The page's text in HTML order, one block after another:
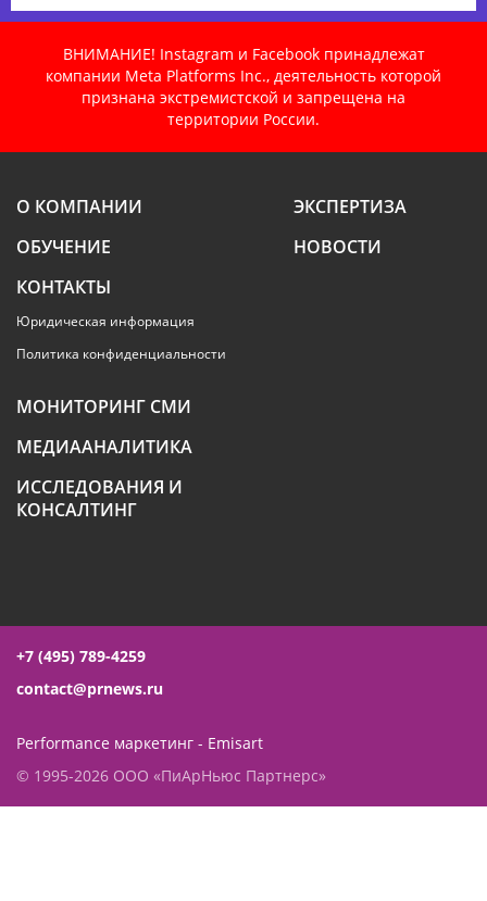
ВНИМАНИЕ! Instagram и Facebook принадлежат
компании Meta Platforms Inc., деятельность которой
признана экстремистской и запрещена на
территории России.
О КОМПАНИИ
ЭКСПЕРТИЗА
ОБУЧЕНИЕ
НОВОСТИ
КОНТАКТЫ
Юридическая информация
Политика конфиденциальности
МОНИТОРИНГ СМИ
МЕДИААНАЛИТИКА
ИССЛЕДОВАНИЯ И
КОНСАЛТИНГ
© 1995-2026 ООО «ПиАрНьюс Партнерс»
+7 (495) 789-4259
contact@prnews.ru
Performance маркетинг - Emisart